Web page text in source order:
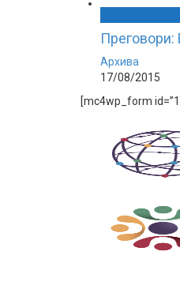
Преговори:
Архива
17/08/2015
[mc4wp_form